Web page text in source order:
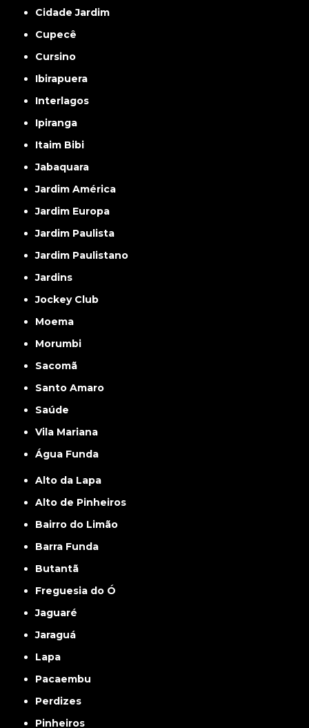
Cidade Jardim
Cupecê
Cursino
Ibirapuera
Interlagos
Ipiranga
Itaim Bibi
Jabaquara
Jardim América
Jardim Europa
Jardim Paulista
Jardim Paulistano
Jardins
Jockey Club
Moema
Morumbi
Sacomã
Santo Amaro
Saúde
Vila Mariana
Água Funda
Alto da Lapa
Alto de Pinheiros
Bairro do Limão
Barra Funda
Butantã
Freguesia do Ó
Jaguaré
Jaraguá
Lapa
Pacaembu
Perdizes
Pinheiros